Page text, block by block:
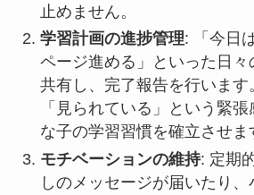
止めません。
学習計画の進捗管理: 「今日
ページ進める」といった日々
共有し、完了報告を行いま
「見られている」という緊
な子の学習習慣を確立させま
モチベーションの維持: 定期
しのメッセージが届いたり